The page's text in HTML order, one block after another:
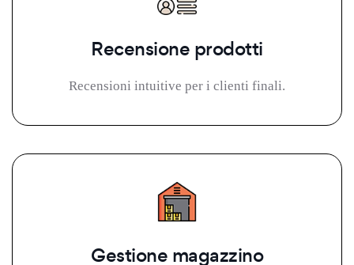
Recensione prodotti
Recensioni intuitive per i clienti finali.
Gestione magazzino